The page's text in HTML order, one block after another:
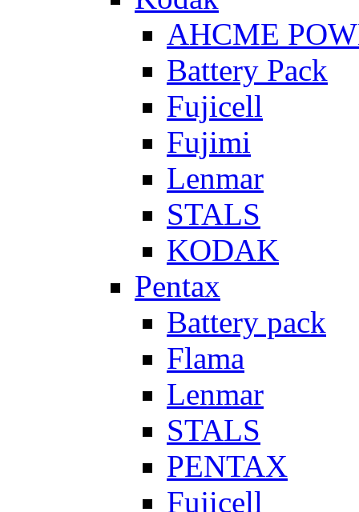
AHCME
Battery Pack
Fujicell
Fujimi
Lenmar
STALS
KODAK
Pentax
Battery pack
Flama
Lenmar
STALS
PENTAX
Fujicell